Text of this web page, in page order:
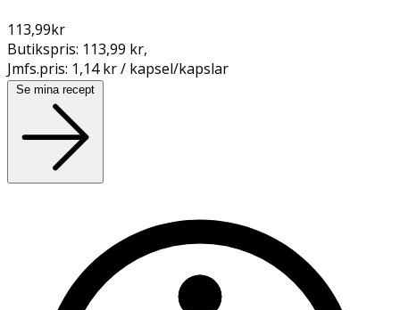
113,99kr
Butikspris: 113,99 kr,
Jmfs.pris: 1,14 kr / kapsel/kapslar
Se mina recept